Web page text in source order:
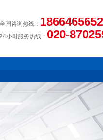
全国咨询热线：
24小时服务热线： 020-